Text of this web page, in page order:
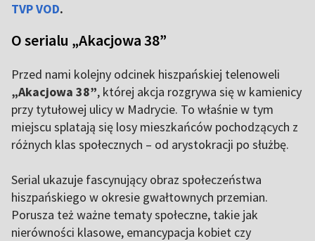
TVP VOD.
O serialu „Akacjowa 38”
Przed nami kolejny odcinek hiszpańskiej telenoweli
„Akacjowa 38”, której akcja rozgrywa się w kamienicy
przy tytułowej ulicy w Madrycie. To właśnie w tym
miejscu splatają się losy mieszkańców pochodzących z
różnych klas społecznych – od arystokracji po służbę.
Serial ukazuje fascynujący obraz społeczeństwa
hiszpańskiego w okresie gwałtownych przemian.
Porusza też ważne tematy społeczne, takie jak
nierówności klasowe, emancypacja kobiet czy